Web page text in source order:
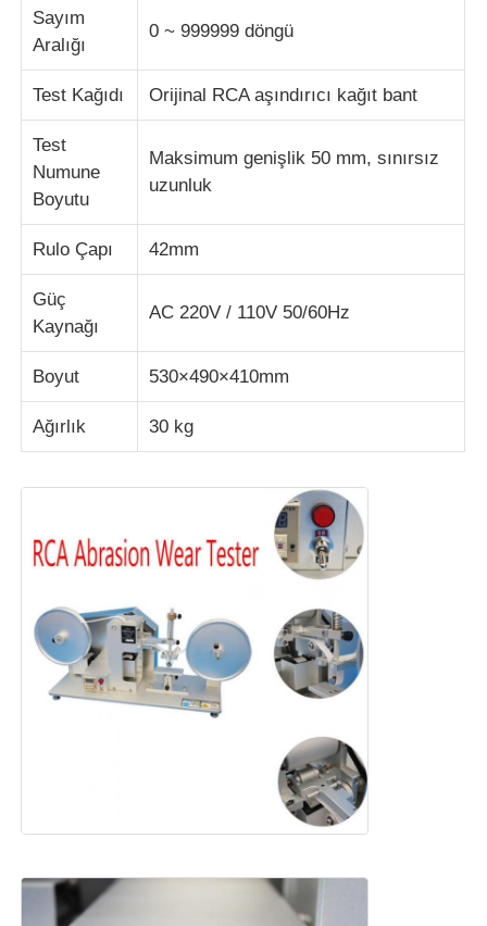
Darbe Test Cihazı
aşınma test makinesi
kauçuk test cihazları
Ayakkabı Test Cihazları
İnşaat malzemeleri test ekipmanları
Ambalaj testi ekipmanları
kumaş test makinesi
Sıcaklık ve Nem Kontrol Cihazı
Sertlik denetleyicisi
Sayım
Aralığı
0 ~ 999999 döngü
Test Kağıdı Orijinal RCA aşındırıcı kağıt bant
Test
Numune
Boyutu
Maksimum genişlik 50 mm, sınırsız
uzunluk
Rulo Çapı 42mm
Güç
Kaynağı
AC 220V / 110V 50/60Hz
Boyut 530×490×410mm
Ağırlık 30 kg